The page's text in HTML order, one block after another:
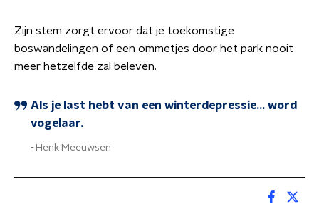
Zijn stem zorgt ervoor dat je toekomstige
boswandelingen of een ommetjes door het park nooit
meer hetzelfde zal beleven.
Als je last hebt van een winterdepressie… word
vogelaar.
Henk Meeuwsen